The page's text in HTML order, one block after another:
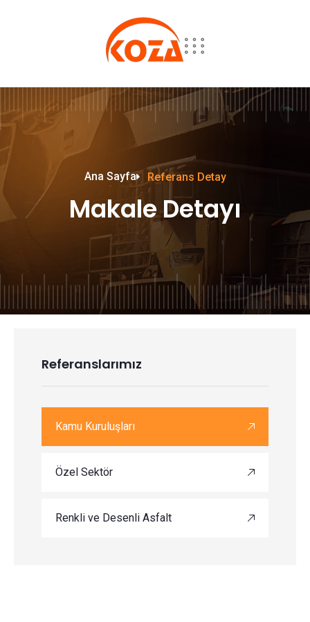
Ana Sayfa Referans Detay
Makale Detayı
Referanslarımız
Kamu Kuruluşları
Özel Sektör
Renkli ve Desenli Asfalt